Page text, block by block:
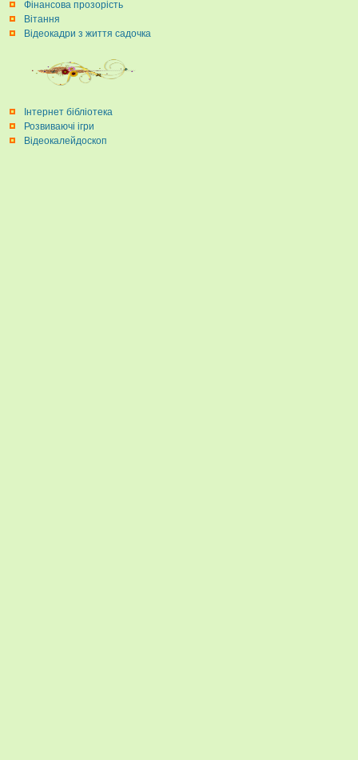
Фінансова прозорість
Вітання
Відеокадри з життя садочка
Інтернет бібліотека
Розвиваючі ігри
Відеокалейдоскоп